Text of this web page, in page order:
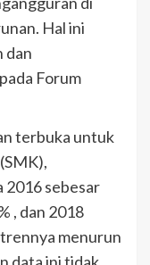
Hal ini
dan
Forum
terbuka untuk
2016 sebesar
, dan 2018
menurun